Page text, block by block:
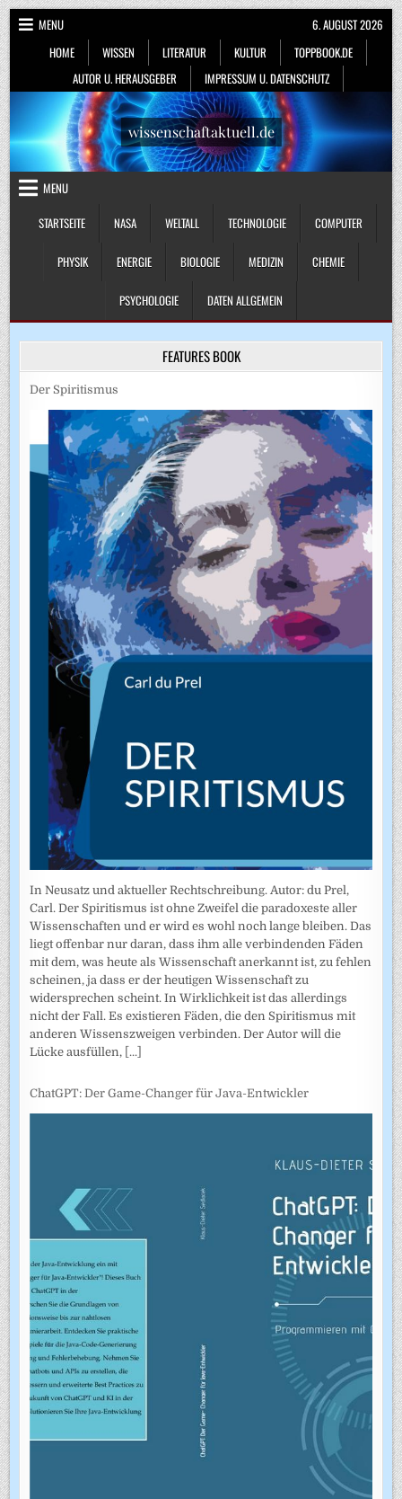
Skip
to
content
MENU
HOME
WISSEN LITERATUR KULTUR
TOPPBOOK.DE
AUTOR U. HERAUSGEBER
IMPRESSUM U. DATENSCHUTZ
6. AUGUST 2026
wissenschaftaktuell.de
MENU
STARTSEITE
NASA WELTALL TECHNOLOGIE COMPUTER
PHYSIK ENERGIE BIOLOGIE MEDIZIN CHEMIE
PSYCHOLOGIE DATEN ALLGEMEIN
FEATURES BOOK
Der Spiritismus
In Neusatz und aktueller Rechtschreibung. Autor: du Prel,
Carl. Der Spiritismus ist ohne Zweifel die paradoxeste aller
Wissenschaften und er wird es wohl noch lange bleiben. Das
liegt offenbar nur daran, dass ihm alle verbindenden Fäden
mit dem, was heute als Wissenschaft anerkannt ist, zu fehlen
scheinen, ja dass er der heutigen Wissenschaft zu
widersprechen scheint. In Wirklichkeit ist das allerdings
nicht der Fall. Es existieren Fäden, die den Spiritismus mit
anderen Wissenszweigen verbinden. Der Autor will die
Lücke ausfüllen, [...]
ChatGPT: Der Game-Changer für Java-Entwickler